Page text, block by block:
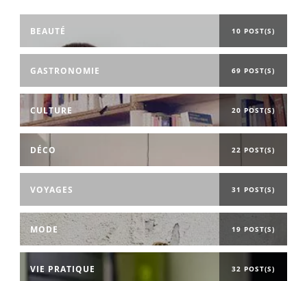
BEAUTÉ 10 POST(S)
GASTRONOMIE 69 POST(S)
CULTURE 20 POST(S)
DÉCO 22 POST(S)
VOYAGES 31 POST(S)
MODE 19 POST(S)
VIE PRATIQUE 32 POST(S)